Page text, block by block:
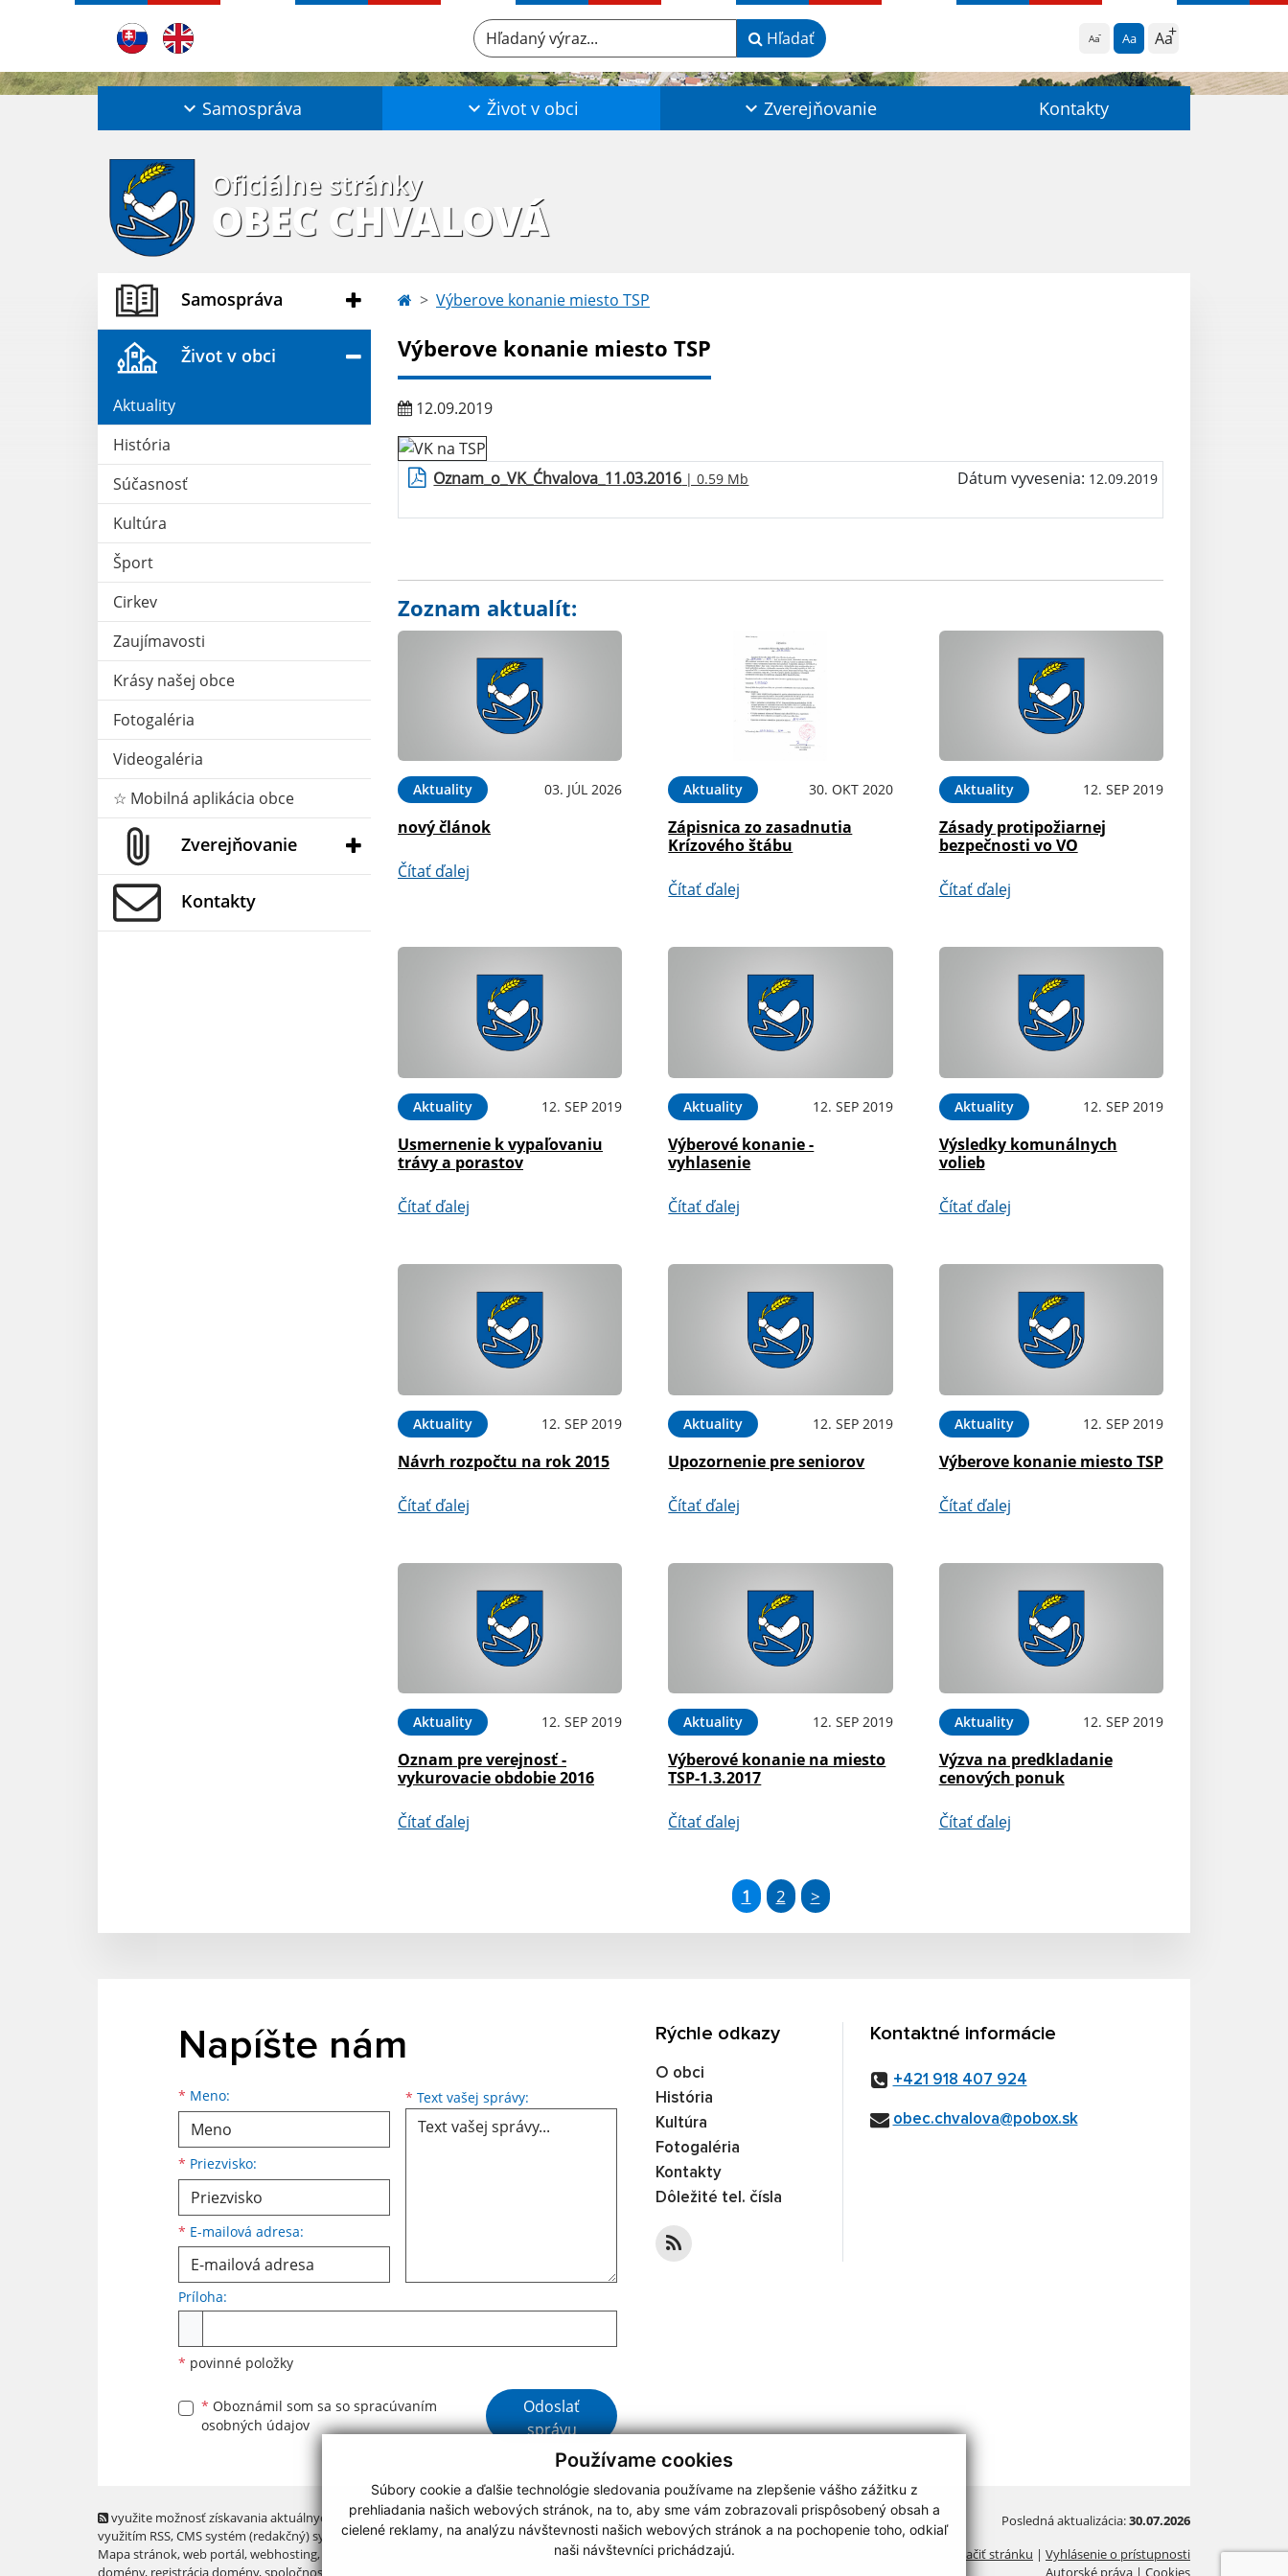
Používame cookies
Súbory cookie a ďalšie technológie sledovania používame na zlepšenie vášho zážitku z
prehliadania našich webových stránok, na to, aby sme vám zobrazovali prispôsobený obsah a
cielené reklamy, na analýzu návštevnosti našich webových stránok a na pochopenie toho, odkiaľ
naši návštevníci prichádzajú.
Aa Aa Aa
Hľadaný výraz... Hľadať
Samospráva Život v obci Zverejňovanie Kontakty
Oficiálne stránky
OBEC CHVALOVÁ
Samospráva
Život v obci
Aktuality
História
Súčasnosť
Kultúra
Šport
Cirkev
Zaujímavosti
Krásy našej obce
Fotogaléria
Videogaléria
☆ Mobilná aplikácia obce
Zverejňovanie
Kontakty
Výberove konanie miesto TSP
Výberove konanie miesto TSP
12.09.2019
Oznam_o_VK_Ćhvalova_11.03.2016 | 0.59 Mb Dátum vyvesenia: 12.09.2019
Zoznam aktualít:
Aktuality 03. JÚL 2026
nový článok
Čítať ďalej
Aktuality 30. OKT 2020
Zápisnica zo zasadnutia
Krízového štábu
Čítať ďalej
Aktuality 12. SEP 2019
Zásady protipožiarnej
bezpečnosti vo VO
Čítať ďalej
Aktuality 12. SEP 2019
Usmernenie k vypaľovaniu
trávy a porastov
Čítať ďalej
Aktuality 12. SEP 2019
Výberové konanie -
vyhlasenie
Čítať ďalej
Aktuality 12. SEP 2019
Výsledky komunálnych
volieb
Čítať ďalej
Aktuality 12. SEP 2019
Návrh rozpočtu na rok 2015
Čítať ďalej
Aktuality 12. SEP 2019
Upozornenie pre seniorov
Čítať ďalej
Aktuality 12. SEP 2019
Výberove konanie miesto TSP
Čítať ďalej
Aktuality 12. SEP 2019
Oznam pre verejnosť -
vykurovacie obdobie 2016
Čítať ďalej
Aktuality 12. SEP 2019
Výberové konanie na miesto
TSP-1.3.2017
Čítať ďalej
Aktuality 12. SEP 2019
Výzva na predkladanie
cenových ponuk
Čítať ďalej
1 2 >
Napíšte nám
* Meno:
* Priezvisko:
* E-mailová adresa:
* Text vašej správy:
Príloha:
* povinné položky
* Oboznámil som sa so spracúvaním
osobných údajov
Odoslať
správu
Rýchle odkazy
O obci
História
Kultúra
Fotogaléria
Kontakty
Dôležité tel. čísla
Kontaktné informácie
+421 918 407 924
obec.chvalova@pobox.sk
využite možnosť získavania aktuálnych informácií s
využitím RSS, CMS systém (redakčný) systém ECHELON 2,
Mapa stránok,web portál,webhosting,
Posledná aktualizácia:30.07.2026
Vytlačiť stránku | Vyhlásenie o prístupnosti
webdesign|